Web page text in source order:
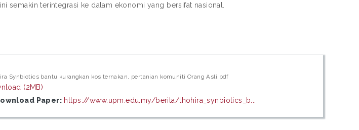
semakin terintegrasi ke dalam ekonomi yang bersifat nasional.
Synbiotics bantu kurangkan kos ternakan, pertanian komuniti Orang Asli.pdf
(2MB)
Paper: https://www.upm.edu.my/berita/thohira_synbiotics_b...